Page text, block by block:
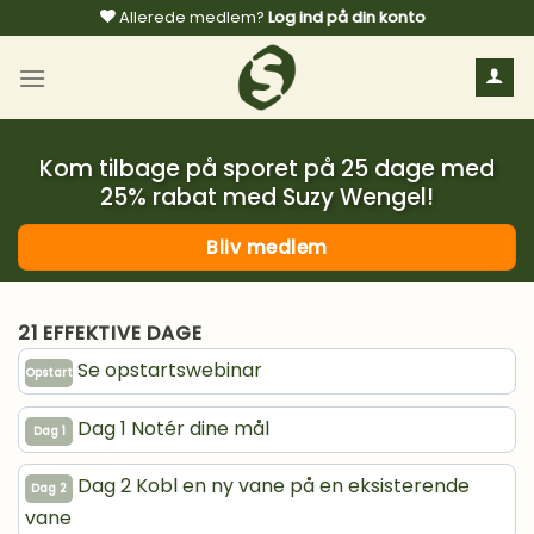
til
indhold
Allerede medlem? Log ind på din konto
Kom tilbage på sporet på 25 dage med
25% rabat med Suzy Wengel!
Bliv medlem
21 EFFEKTIVE DAGE
Opstart Se opstartswebinar
Dag 1 Dag 1 Notér dine mål
Dag 2
Dag 2 Kobl en ny vane på en eksisterende
vane